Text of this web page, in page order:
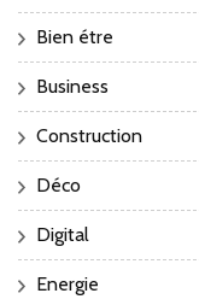
Bien étre
Business
Construction
Déco
Digital
Energie